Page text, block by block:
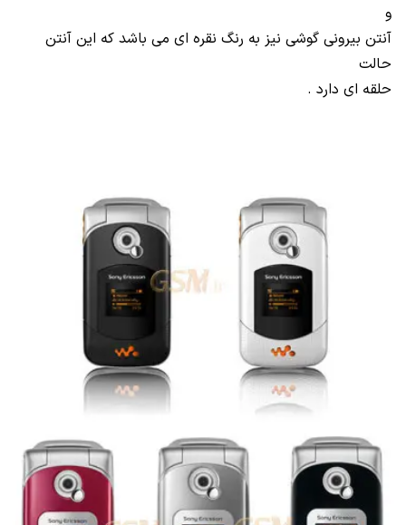
و
آنتن بیرونی گوشی نیز به رنگ نقره ای می باشد که این آنتن
حالت
حلقه ای دارد .